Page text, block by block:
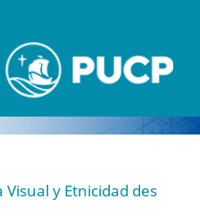
y Etnicidad des